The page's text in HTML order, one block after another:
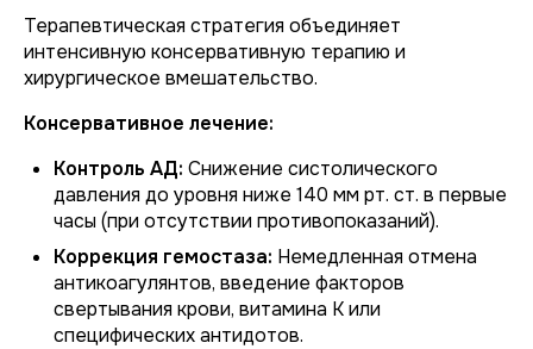
Терапевтическая стратегия объединяет
интенсивную консервативную терапию и
хирургическое вмешательство.
Консервативное лечение:
Контроль АД: Снижение систолического
давления до уровня ниже 140 мм рт. ст. в первые
часы (при отсутствии противопоказаний).
Коррекция гемостаза: Немедленная отмена
антикоагулянтов, введение факторов
свертывания крови, витамина К или
специфических антидотов.